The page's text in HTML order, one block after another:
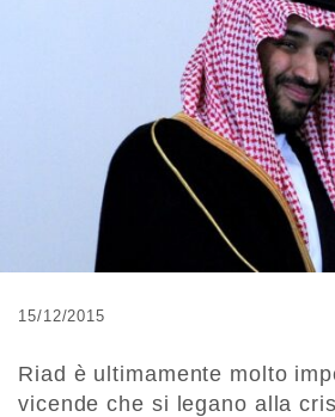
15/12/2015
Riad è ultimamente molto
vicende che si legano alla